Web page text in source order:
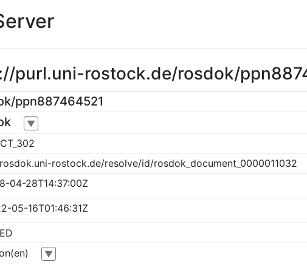
purl.uni-rostock.de/rosdok/
ppn887464521
▼
rostock.de/resolve/id/rosdok_document_0000011032
04-28T14:37:00Z
05-16T01:46:31Z
▼